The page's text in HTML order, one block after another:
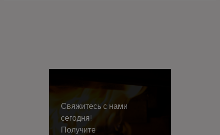
Свяжитесь с нами
сегодня!
Получите